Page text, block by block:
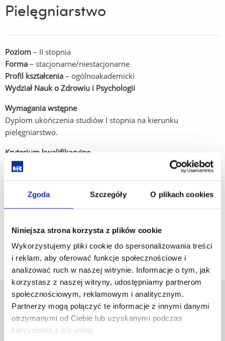
Zgoda Szczegóły O plikach cookies
Niniejsza strona korzysta z plików cookie
Wykorzystujemy pliki cookie do spersonalizowania treści
i reklam, aby oferować funkcje społecznościowe i
analizować ruch w naszej witrynie. Informacje o tym, jak
korzystasz z naszej witryny, udostępniamy partnerom
społecznościowym, reklamowym i analitycznym.
Partnerzy mogą połączyć te informacje z innymi danymi
otrzymanymi od Ciebie lub uzyskanymi podczas
korzystania z ich usług.
Pielęgniarstwo
Poziom – II stopnia
Forma – stacjonarne/niestacjonarne
Profil kształcenia – ogólnoakademicki
Wydział Nauk o Zdrowiu i Psychologii
Wymagania wstępne
Dyplom ukończenia studiów I stopnia na kierunku
pielęgniarstwo.
Kryterium kwalifikacyjne
Ocena na dyplomie ukończenia studiów I stopnia.
przewyższa limit wolnych miejsc na kierunek
Średnia arytmetyczna ocen z toku studiów I stopnia.
Zasady przeliczania wyników znajdują siętutaj.
Opis kierunku i/lub specjalności znajduje siętutaj
Uniwersytet Rzeszowski
Al. Tadeusza Rejtana 16C